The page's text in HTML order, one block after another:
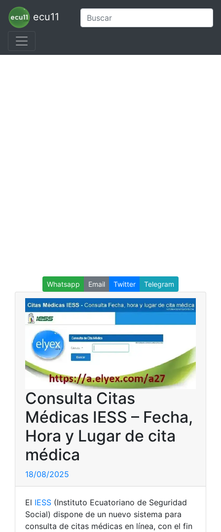
ecu11
Whatsapp Email Twitter Telegram
Consulta Citas
Médicas IESS – Fecha,
Hora y Lugar de cita
médica
18/08/2025
El IESS (Instituto Ecuatoriano de Seguridad
Social) dispone de un nuevo sistema para
consulta de citas médicas en línea, con el fin